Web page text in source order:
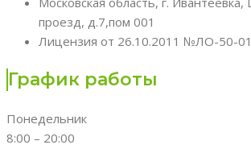
проезд, д.7,пом 001
Лицензия от 26.10.2011 №ЛО-50-
График работы
Понедельник
8:00 – 20:00